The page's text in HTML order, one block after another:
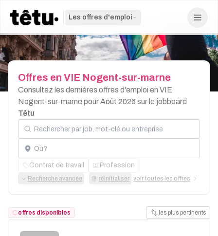
Les offres d'emploi
Offres en VIE Nogent-sur-marne
Consultez les dernières offres d'emploi en VIE
Nogent-sur-marne pour Août 2026 sur le jobboard
Têtu
Rechercher par job, mot-clé ou entreprise
Localisation
Contrat de travail Profession
Recherche avancée réinitialiser voir toutes les offres
offres disponibles les plus pertinents